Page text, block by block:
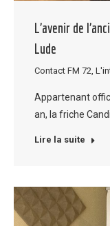
L’avenir de
Lude
Contact FM 72
Appartenant
an, la friche
Lire la suite